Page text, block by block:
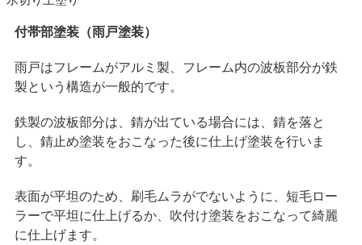
付帯部塗装（雨戸塗装）
雨戸はフレームがアルミ製、フレーム内の波板部分が鉄
製という構造が一般的です。
鉄製の波板部分は、錆が出ている場合には、錆を落と
し、錆止め塗装をおこなった後に仕上げ塗装を行いま
す。
表面が平坦のため、刷毛ムラがでないように、短毛ロー
ラーで平坦に仕上げるか、吹付け塗装をおこなって綺麗
に仕上げます。